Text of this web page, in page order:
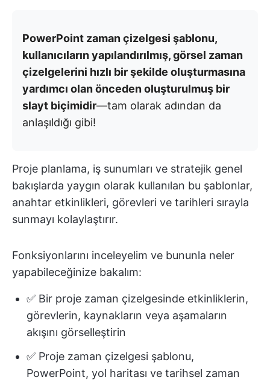
PowerPoint zaman çizelgesi şablonu,
kullanıcıların yapılandırılmış, görsel zaman
çizelgelerini hızlı bir şekilde oluşturmasına
yardımcı olan önceden oluşturulmuş bir
slayt biçimidir—tam olarak adından da
anlaşıldığı gibi!
Proje planlama, iş sunumları ve stratejik genel
bakışlarda yaygın olarak kullanılan bu şablonlar,
anahtar etkinlikleri, görevleri ve tarihleri sırayla
sunmayı kolaylaştırır.
Fonksiyonlarını inceleyelim ve bununla neler
yapabileceğinize bakalım:
✅ Bir proje zaman çizelgesinde etkinliklerin,
görevlerin, kaynakların veya aşamaların
akışını görselleştirin
✅ Proje zaman çizelgesi şablonu,
PowerPoint, yol haritası ve tarihsel zaman